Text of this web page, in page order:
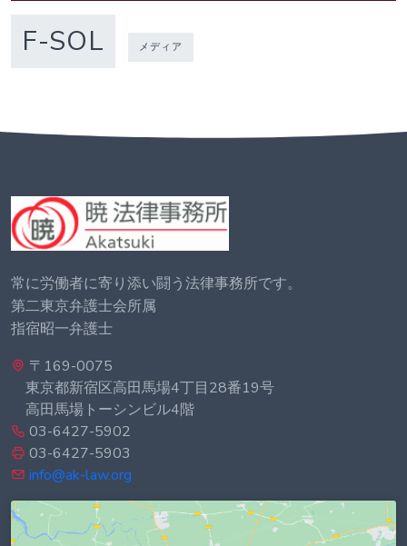
F-SOL メディア
常に労働者に寄り添い闘う法律事務所です。
第二東京弁護士会所属
指宿昭一弁護士
〒169-0075
東京都新宿区高田馬場4丁目28番19号
高田馬場トーシンビル4階
03-6427-5902
03-6427-5903
info@ak-law.org